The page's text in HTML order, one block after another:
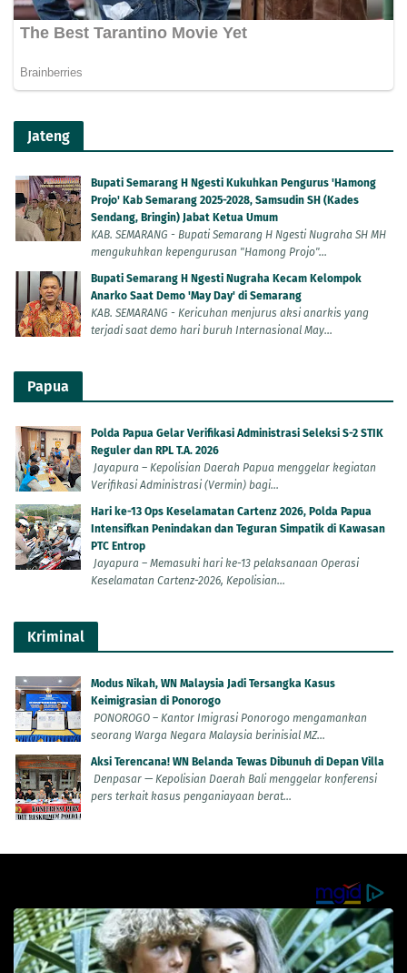
Jateng
Bupati Semarang H Ngesti Kukuhkan Pengurus 'Hamong
Projo' Kab Semarang 2025-2028, Samsudin SH (Kades
Sendang, Bringin) Jabat Ketua Umum
KAB. SEMARANG - Bupati Semarang H Ngesti Nugraha SH MH
mengukuhkan kepengurusan "Hamong Projo"...
Bupati Semarang H Ngesti Nugraha Kecam Kelompok
Anarko Saat Demo 'May Day' di Semarang
KAB. SEMARANG - Kericuhan menjurus aksi anarkis yang
terjadi saat demo hari buruh Internasional May...
Papua
Polda Papua Gelar Verifikasi Administrasi Seleksi S-2 STIK
Reguler dan RPL T.A. 2026
Jayapura – Kepolisian Daerah Papua menggelar kegiatan
Verifikasi Administrasi (Vermin) bagi...
Hari ke-13 Ops Keselamatan Cartenz 2026, Polda Papua
Intensifkan Penindakan dan Teguran Simpatik di Kawasan
PTC Entrop
Jayapura – Memasuki hari ke-13 pelaksanaan Operasi
Keselamatan Cartenz-2026, Kepolisian...
Kriminal
Modus Nikah, WN Malaysia Jadi Tersangka Kasus
Keimigrasian di Ponorogo
PONOROGO – Kantor Imigrasi Ponorogo mengamankan
seorang Warga Negara Malaysia berinisial MZ...
Aksi Terencana! WN Belanda Tewas Dibunuh di Depan Villa
Denpasar — Kepolisian Daerah Bali menggelar konferensi
pers terkait kasus penganiayaan berat...